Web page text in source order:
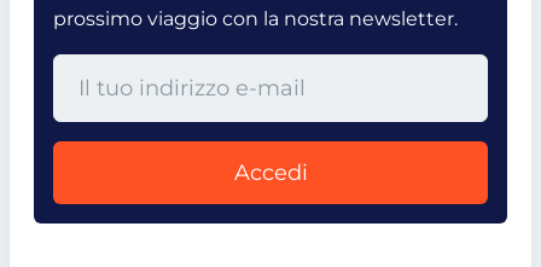
prossimo viaggio con la nostra newsletter.
Accedi